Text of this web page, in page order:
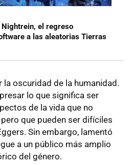
Nightrein, el regreso
a las aleatorias Tierras
oscuridad de la humanidad.
lo que significa ser
de la vida que no
que pueden ser difíciles
Sin embargo, lamentó
a un público más amplio
del género.